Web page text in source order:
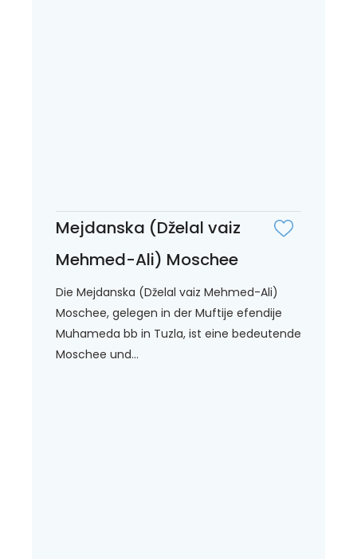
Mejdanska (Dželal vaiz
Mehmed-Ali) Moschee
Die Mejdanska (Dželal vaiz Mehmed-Ali)
Moschee, gelegen in der Muftije efendije
Muhameda bb in Tuzla, ist eine bedeutende
Moschee und...